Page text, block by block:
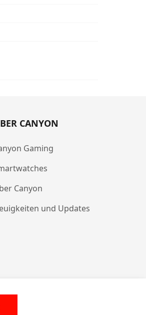
CANYON
Gaming
Canyon
und Updates